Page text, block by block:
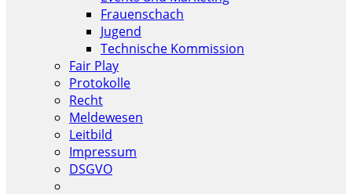
Frauenschach
Jugend
Technische Kommission
Fair Play
Protokolle
Recht
Meldewesen
Leitbild
Impressum
DSGVO